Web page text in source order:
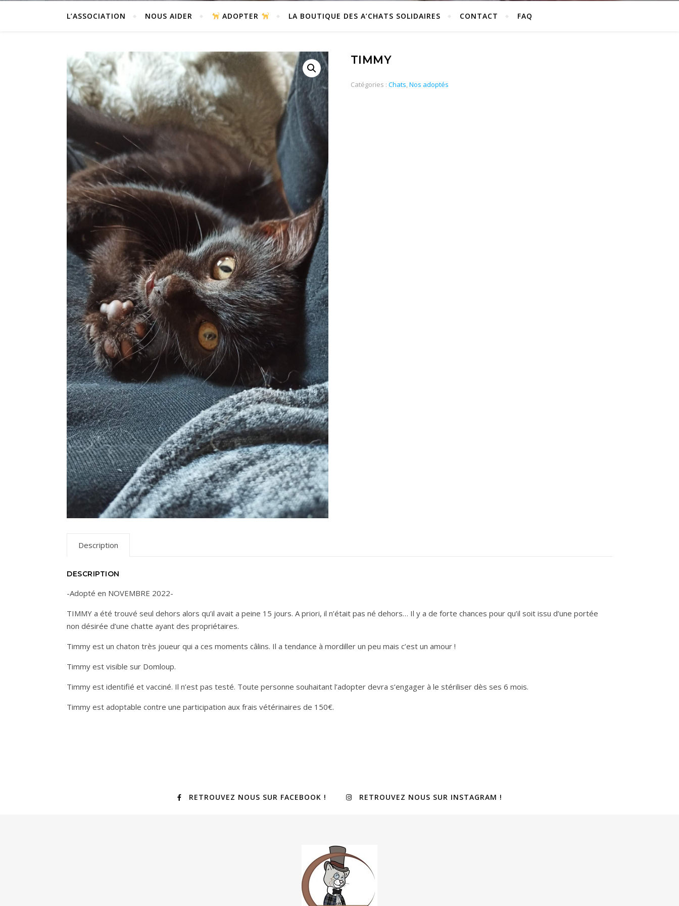
L’ASSOCIATION NOUS AIDER ADOPTER LA BOUTIQUE DES A’CHATS SOLIDAIRES CONTACT FAQ
TIMMY
Catégories : Chats,Nos adoptés
Description
DESCRIPTION
-Adopté en NOVEMBRE 2022-
TIMMY a été trouvé seul dehors alors qu’il avait a peine 15 jours. A priori, il n’était pas né dehors… Il y a de forte chances pour qu’il soit issu d’une portée
non désirée d’une chatte ayant des propriétaires.
Timmy est un chaton très joueur qui a ces moments câlins. Il a tendance à mordiller un peu mais c’est un amour !
Timmy est visible sur Domloup.
Timmy est identifié et vacciné. Il n’est pas testé. Toute personne souhaitant l’adopter devra s’engager à le stériliser dès ses 6 mois.
Timmy est adoptable contre une participation aux frais vétérinaires de 150€.
RETROUVEZ NOUS SUR FACEBOOK ! RETROUVEZ NOUS SUR INSTAGRAM !